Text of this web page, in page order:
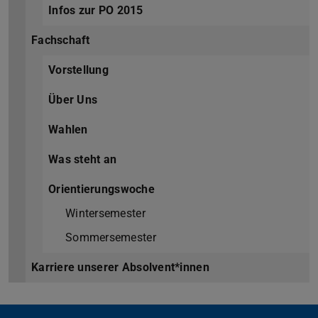
Infos zur PO 2015
Fachschaft
Vorstellung
Über Uns
Wahlen
Was steht an
Orientierungswoche
Wintersemester
Sommersemester
Karriere unserer Absolvent*innen